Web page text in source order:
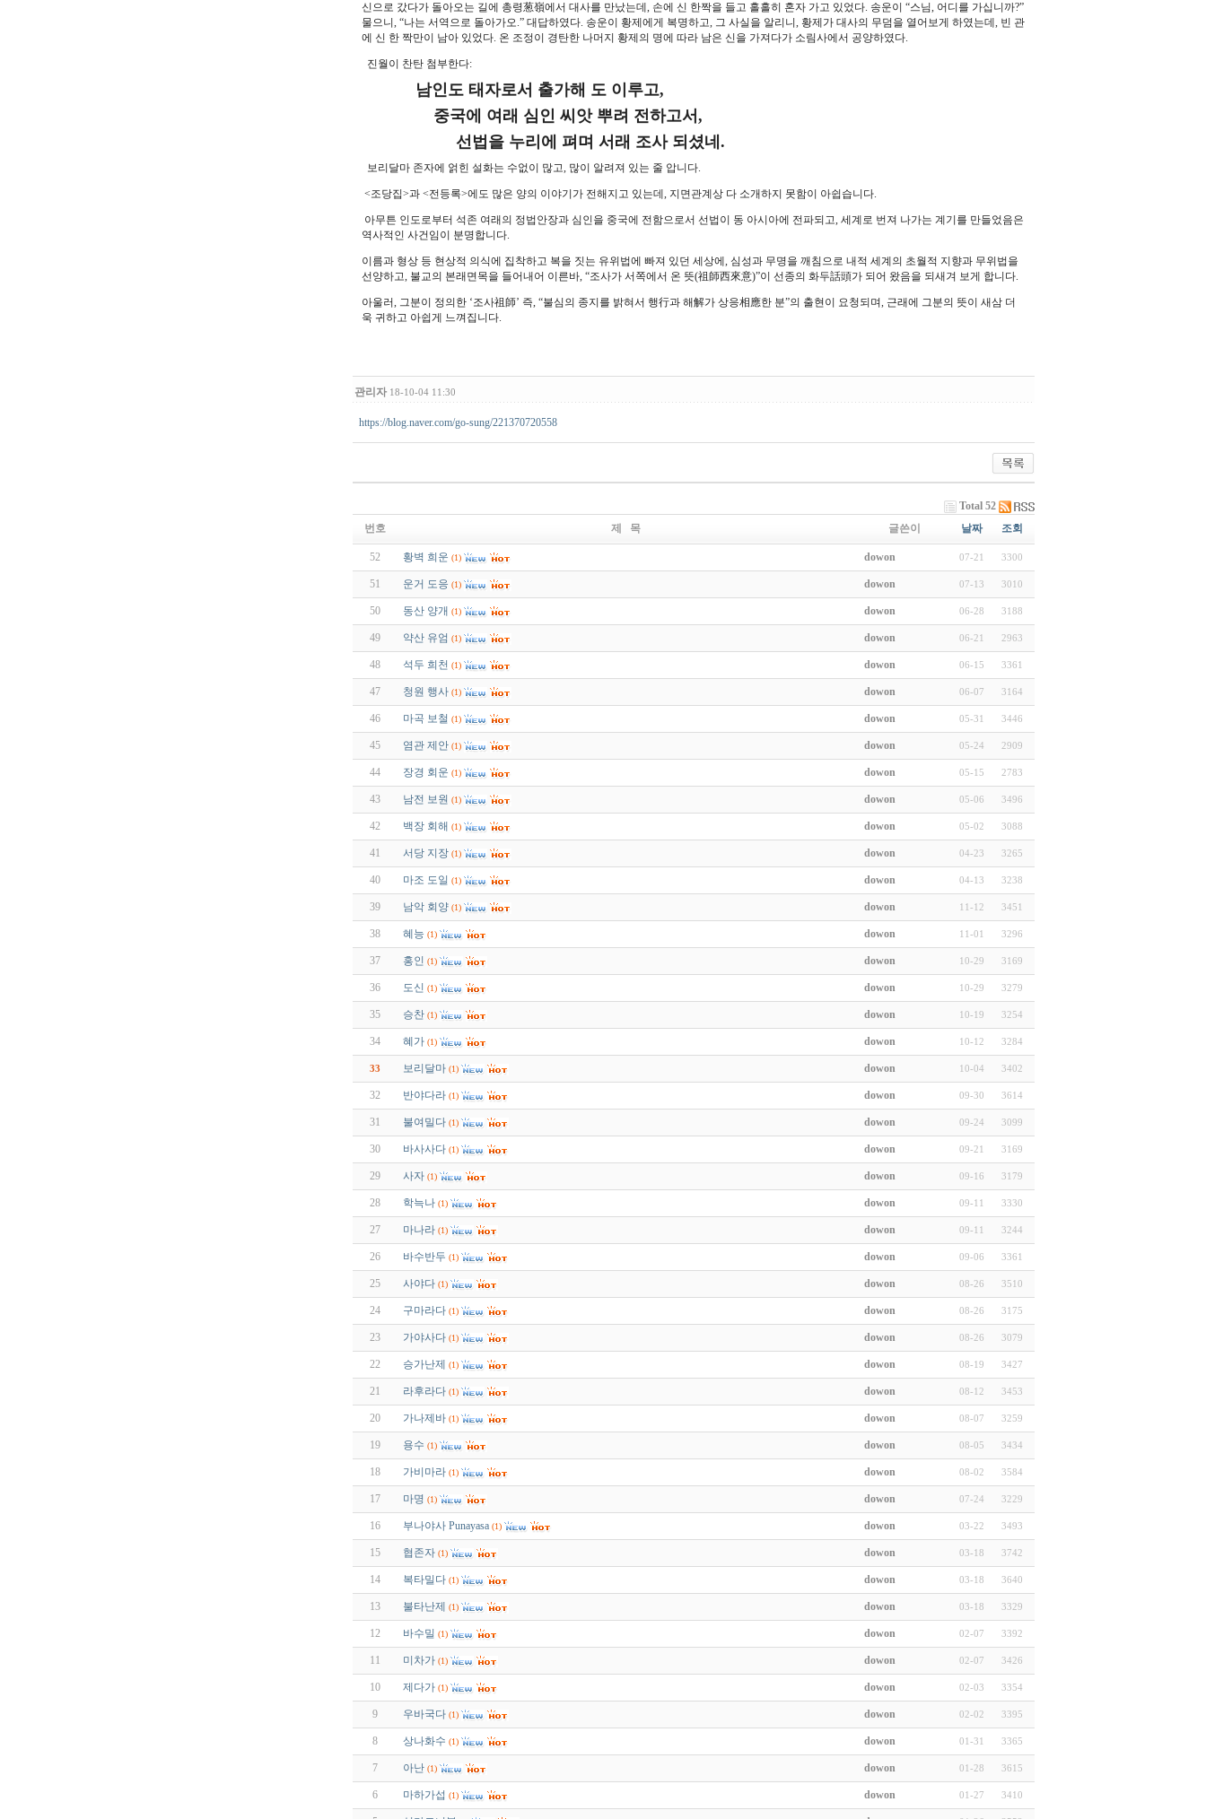
신으로 갔다가 돌아오는 길에 총령葱嶺에서 대사를 만났는데, 손에 신 한짝을 들고 홀홀히 혼자 가고 있었다. 송운이 “스님, 어디를 가십니까?”
물으니, “나는 서역으로 돌아가오.” 대답하였다. 송운이 황제에게 복명하고, 그 사실을 알리니, 황제가 대사의 무덤을 열어보게 하였는데, 빈 관
에 신 한 짝만이 남아 있었다. 온 조정이 경탄한 나머지 황제의 명에 따라 남은 신을 가져다가 소림사에서 공양하였다.
진월이 찬탄 첨부한다:
남인도 태자로서 출가해 도 이루고,
중국에 여래 심인 씨앗 뿌려 전하고서,
선법을 누리에 펴며 서래 조사 되셨네.
보리달마 존자에 얽힌 설화는 수없이 많고, 많이 알려져 있는 줄 압니다.
<조당집>과 <전등록>에도 많은 양의 이야기가 전해지고 있는데, 지면관계상 다 소개하지 못함이 아쉽습니다.
아무튼 인도로부터 석존 여래의 정법안장과 심인을 중국에 전함으로서 선법이 동 아시아에 전파되고, 세계로 번져 나가는 계기를 만들었음은
역사적인 사건임이 분명합니다.
이름과 형상 등 현상적 의식에 집착하고 복을 짓는 유위법에 빠져 있던 세상에, 심성과 무명을 깨침으로 내적 세계의 초월적 지향과 무위법을
선양하고, 불교의 본래면목을 들어내어 이른바, “조사가 서쪽에서 온 뜻(祖師西來意)”이 선종의 화두話頭가 되어 왔음을 되새겨 보게 합니다.
아울러, 그분이 정의한 ‘조사祖師’ 즉, “불심의 종지를 밝혀서 행行과 해解가 상응相應한 분”의 출현이 요청되며, 근래에 그분의 뜻이 새삼 더
욱 귀하고 아쉽게 느껴집니다.
관리자 18-10-04 11:30
https://blog.naver.com/go-sung/221370720558
Total 52
번호
제 목 글쓴이 날짜 조회
52 황벽 희운 (1) dowon 07-21 3300
51 운거 도응 (1) dowon 07-13 3010
50 동산 양개 (1) dowon 06-28 3188
49 약산 유엄 (1) dowon 06-21 2963
48 석두 희천 (1) dowon 06-15 3361
47 청원 행사 (1) dowon 06-07 3164
46 마곡 보철 (1) dowon 05-31 3446
45 염관 제안 (1) dowon 05-24 2909
44 장경 회운 (1) dowon 05-15 2783
43 남전 보원 (1) dowon 05-06 3496
42 백장 회해 (1) dowon 05-02 3088
41 서당 지장 (1) dowon 04-23 3265
40 마조 도일 (1) dowon 04-13 3238
39 남악 회양 (1) dowon 11-12 3451
38 혜능 (1) dowon 11-01 3296
37 홍인 (1) dowon 10-29 3169
36 도신 (1) dowon 10-29 3279
35 승찬 (1) dowon 10-19 3254
34 혜가 (1) dowon 10-12 3284
33 보리달마 (1) dowon 10-04 3402
32 반야다라 (1) dowon 09-30 3614
31 불여밀다 (1) dowon 09-24 3099
30 바사사다 (1) dowon 09-21 3169
29 사자 (1) dowon 09-16 3179
28 학늑나 (1) dowon 09-11 3330
27 마나라 (1) dowon 09-11 3244
26 바수반두 (1) dowon 09-06 3361
25 사야다 (1) dowon 08-26 3510
24 구마라다 (1) dowon 08-26 3175
23 가야사다 (1) dowon 08-26 3079
22 승가난제 (1) dowon 08-19 3427
21 라후라다 (1) dowon 08-12 3453
20 가나제바 (1) dowon 08-07 3259
19 용수 (1) dowon 08-05 3434
18 가비마라 (1) dowon 08-02 3584
17 마명 (1) dowon 07-24 3229
16 부나야사 Punayasa (1) dowon 03-22 3493
15 협존자 (1) dowon 03-18 3742
14 복타밀다 (1) dowon 03-18 3640
13 불타난제 (1) dowon 03-18 3329
12 바수밀 (1) dowon 02-07 3392
11 미차가 (1) dowon 02-07 3426
10 제다가 (1) dowon 02-03 3354
9 우바국다 (1) dowon 02-02 3395
8 상나화수 (1) dowon 01-31 3365
7 아난 (1) dowon 01-28 3615
6 마하가섭 (1) dowon 01-27 3410